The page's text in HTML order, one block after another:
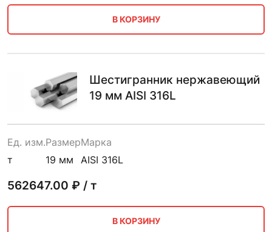
В КОРЗИНУ
Шестигранник нержавеющий
19 мм AISI 316L
Ед. изм.
т
Размер
19 мм
Марка
AISI 316L
562647.00 ₽ / т
В КОРЗИНУ